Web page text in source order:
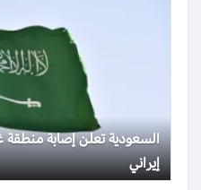
السعودية تعلن إصابة منطقة
إيراني